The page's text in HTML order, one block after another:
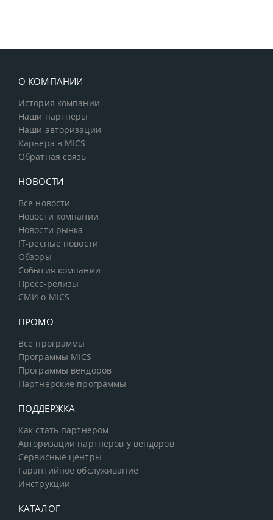
О КОМПАНИИ
История компании
Наши партнеры
Наши авторизации
Карьера в MICS
Обратная связь
НОВОСТИ
Все новости
Новости компании
Новости рынка
IT-ресные новости
Обзоры
События компании
Пресс-релизы
СМИ о MICS
ПРОМО
Все программы
Программы MICS
Программы вендоров
Партнерские программы
ПОДДЕРЖКА
Как стать партнером
Авторизации партнеров у вендоров
Сервисные центры
Гарантийное обслуживание
Инструкции
КАТАЛОГ